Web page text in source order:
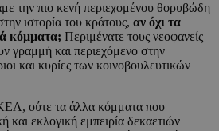
την πιο κενή περιεχομένου θορυβώδη
ιστορία του κράτους, αν όχι τα
κόμματα; Περιμένατε τους νεοφανείς
γραμμή και περιεχόμενο στην
και κυρίες των κοινοβουλευτικών
ούτε τα άλλα κόμματα που
και εκλογική εμπειρία δεκαετιών